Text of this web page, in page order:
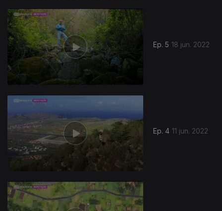
Ep. 5 18 jun. 2022
Ep. 4 11 jun. 2022